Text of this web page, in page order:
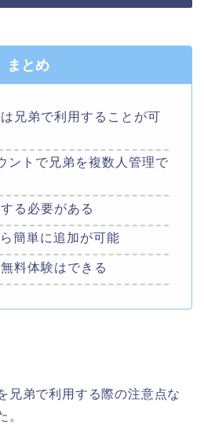
まとめ
兄弟で利用することが可
ントで兄弟を複数人管理で
る必要がある
簡単に追加が可能
料体験はできる
兄弟で利用する際の注意点な
。